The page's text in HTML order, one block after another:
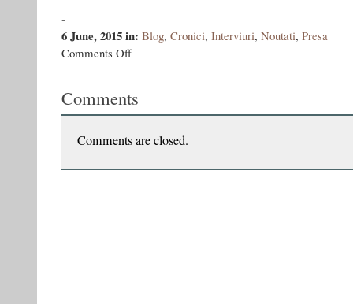
-
6 June, 2015in: Blog, Cronici, Interviuri, Noutati, Presa
Comments Offon
ne
Comments
Comments are closed.